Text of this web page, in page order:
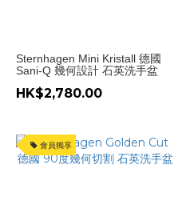
Sternhagen Mini Kristall 德國
Sani-Q 幾何設計 石英洗手盆
HK$2,780.00
會員獨享